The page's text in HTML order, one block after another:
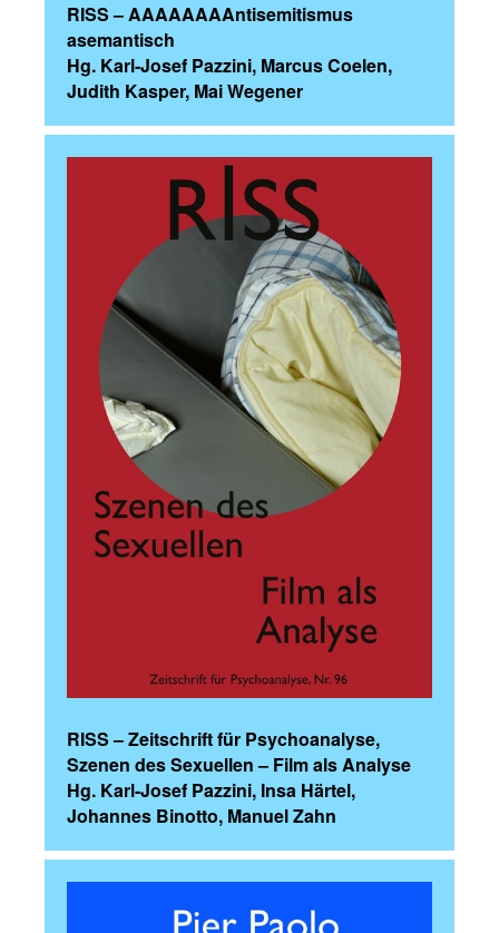
RISS – AAAAAAAAntisemitismus
asemantisch
Hg. Karl-Josef Pazzini, Marcus Coelen,
Judith Kasper, Mai Wegener
RISS – Zeitschrift für Psychoanalyse,
Szenen des Sexuellen – Film als Analyse
Hg. Karl-Josef Pazzini, Insa Härtel,
Johannes Binotto, Manuel Zahn